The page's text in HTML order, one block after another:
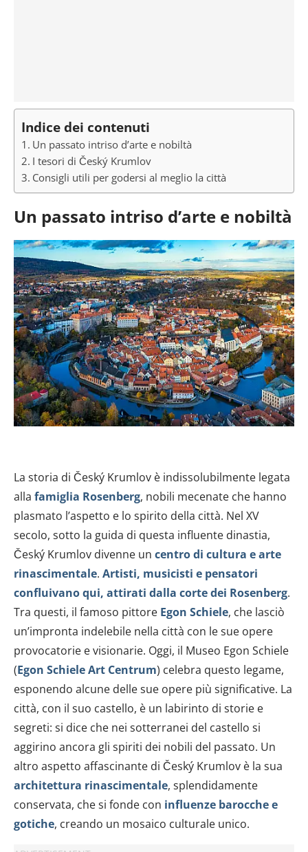
Indice dei contenuti
Un passato intriso d’arte e nobiltà
I tesori di Český Krumlov
Consigli utili per godersi al meglio la città
Un passato intriso d’arte e nobiltà
La storia di Český Krumlov è indissolubilmente legata
alla famiglia Rosenberg, nobili mecenate che hanno
plasmato l’aspetto e lo spirito della città. Nel XV
secolo, sotto la guida di questa influente dinastia,
Český Krumlov divenne un centro di cultura e arte
rinascimentale. Artisti, musicisti e pensatori
confluivano qui, attirati dalla corte dei Rosenberg.
Tra questi, il famoso pittore Egon Schiele, che lasciò
un’impronta indelebile nella città con le sue opere
provocatorie e visionarie. Oggi, il Museo Egon Schiele
(Egon Schiele Art Centrum) celebra questo legame,
esponendo alcune delle sue opere più significative. La
città, con il suo castello, è un labirinto di storie e
segreti: si dice che nei sotterranei del castello si
aggirino ancora gli spiriti dei nobili del passato. Un
altro aspetto affascinante di Český Krumlov è la sua
architettura rinascimentale, splendidamente
conservata, che si fonde con influenze barocche e
gotiche, creando un mosaico culturale unico.